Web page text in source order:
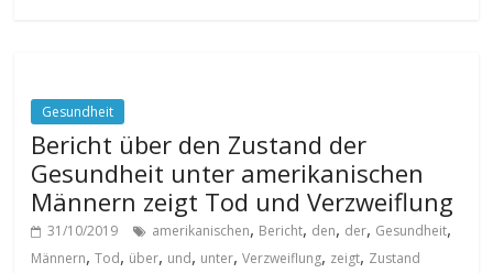
Gesundheit
Bericht über den Zustand der
Gesundheit unter amerikanischen
Männern zeigt Tod und Verzweiflung
31/10/2019 amerikanischen, Bericht, den, der, Gesundheit,
Männern,Tod, über, und, unter,Verzweiflung, zeigt, Zustand